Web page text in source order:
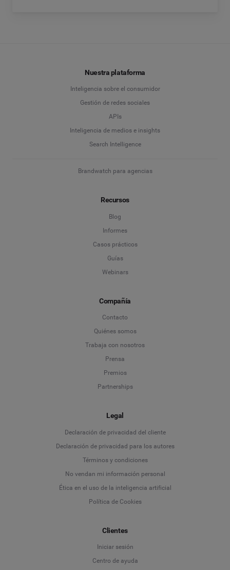
Nuestra plataforma
Inteligencia sobre el consumidor
Gestión de redes sociales
APIs
Inteligencia de medios e insights
Search Intelligence
Brandwatch para agencias
Recursos
Blog
Informes
Casos prácticos
Guías
Webinars
Compañía
Contacto
Quiénes somos
Trabaja con nosotros
Prensa
Premios
Partnerships
Legal
Declaración de privacidad del cliente
Declaración de privacidad para los autores
Términos y condiciones
No vendan mi información personal
Ética en el uso de la inteligencia artificial
Política de Cookies
Clientes
Iniciar sesión
Centro de ayuda